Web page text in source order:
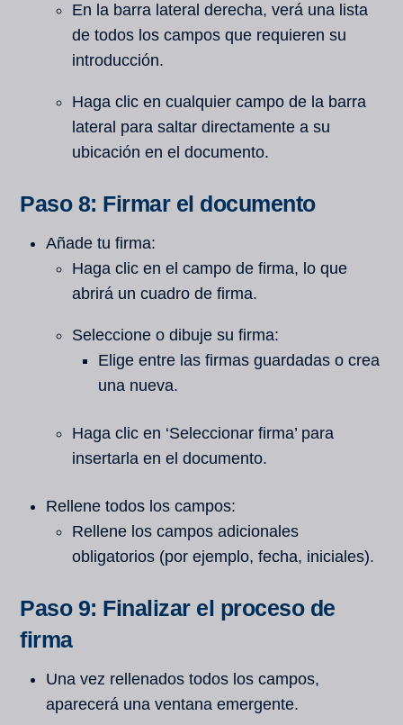
En la barra lateral derecha, verá una lista
de todos los campos que requieren su
introducción.
Haga clic en cualquier campo de la barra
lateral para saltar directamente a su
ubicación en el documento.
Paso 8: Firmar el documento
Añade tu firma:
Haga clic en el campo de firma, lo que
abrirá un cuadro de firma.
Seleccione o dibuje su firma:
Elige entre las firmas guardadas o crea
una nueva.
Haga clic en ‘Seleccionar firma’ para
insertarla en el documento.
Rellene todos los campos:
Rellene los campos adicionales
obligatorios (por ejemplo, fecha, iniciales).
Paso 9: Finalizar el proceso de
firma
Una vez rellenados todos los campos,
aparecerá una ventana emergente.